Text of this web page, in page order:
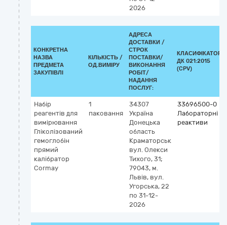
2026
КОНКРЕТНА
НАЗВА
ПРЕДМЕТА
ЗАКУПІВЛІ
КІЛЬКІСТЬ /
ОД.ВИМІРУ
АДРЕСА
ДОСТАВКИ /
СТРОК
ПОСТАВКИ/
ВИКОНАННЯ
РОБІТ/
НАДАННЯ
ПОСЛУГ:
КЛАСИФІКАТОР
ДК 021:2015
(CPV)
Набір
реагентів для
вимірювання
Гліколізований
гемоглобін
прямий
калібратор
Cormay
1
паковання
34307
Україна
Донецька
область
Краматорськ
вул. Олекси
Тихого, 31;
79043, м.
Львів, вул.
Угорська, 22
по 31-12-
2026
33696500-0
Лабораторні
реактиви